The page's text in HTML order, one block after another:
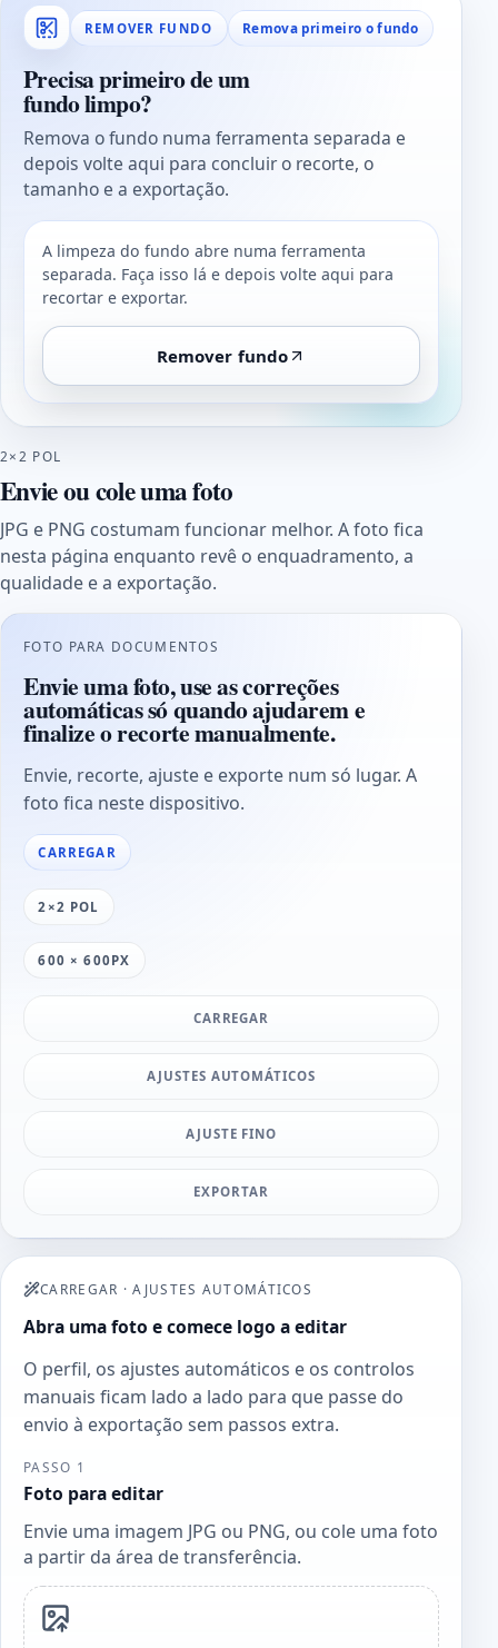
REMOVER FUNDO Remova primeiro o fundo
Precisa primeiro de um
fundo limpo?
Remova o fundo numa ferramenta separada e
depois volte aqui para concluir o recorte, o
tamanho e a exportação.
A limpeza do fundo abre numa ferramenta
separada. Faça isso lá e depois volte aqui para
recortar e exportar.
Remover fundo
2×2 POL
Envie ou cole uma foto
JPG e PNG costumam funcionar melhor. A foto fica
nesta página enquanto revê o enquadramento, a
qualidade e a exportação.
FOTO PARA DOCUMENTOS
Envie uma foto, use as correções
automáticas só quando ajudarem e
finalize o recorte manualmente.
Envie, recorte, ajuste e exporte num só lugar. A
foto fica neste dispositivo.
CARREGAR
2×2 POL
600 × 600PX
CARREGAR
AJUSTES AUTOMÁTICOS
AJUSTE FINO
EXPORTAR
CARREGAR ·AJUSTES AUTOMÁTICOS
Abra uma foto e comece logo a editar
O perfil, os ajustes automáticos e os controlos
manuais ficam lado a lado para que passe do
envio à exportação sem passos extra.
PASSO 1
Foto para editar
Envie uma imagem JPG ou PNG, ou cole uma foto
a partir da área de transferência.